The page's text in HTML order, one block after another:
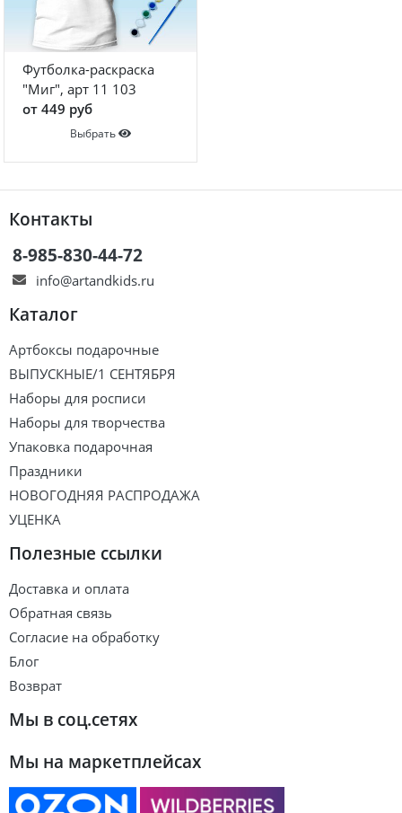
Футболка-раскраска
"Миг", арт 11 103
от 449 руб
Выбрать
Контакты
8-985-830-44-72
info@artandkids.ru
Каталог
Артбоксы подарочные
ВЫПУСКНЫЕ/1 СЕНТЯБРЯ
Наборы для росписи
Наборы для творчества
Упаковка подарочная
Праздники
НОВОГОДНЯЯ РАСПРОДАЖА
УЦЕНКА
Полезные ссылки
Доставка и оплата
Обратная связь
Согласие на обработку
Блог
Возврат
Мы в соц.сетях
Мы на маркетплейсах